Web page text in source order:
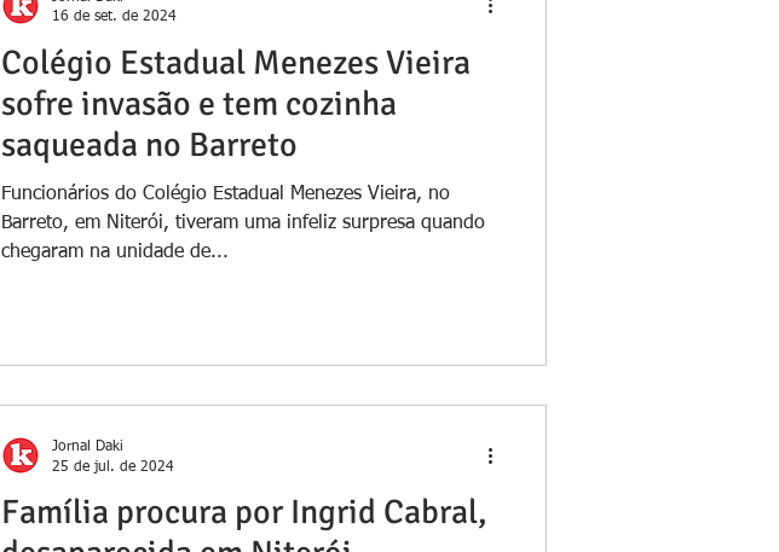
Colégio Estadual Menezes Vieira
sofre invasão e tem cozinha
saqueada no Barreto
Funcionários do Colégio Estadual Menezes Vieira, no
Barreto, em Niterói, tiveram uma infeliz surpresa quando
chegaram na unidade de...
16 de set. de 2024
Família procura por Ingrid Cabral,
Jornal Daki
25 de jul. de 2024